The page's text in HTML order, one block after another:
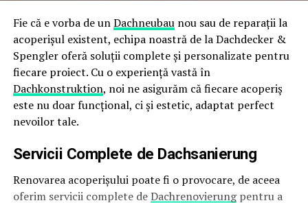
Fie că e vorba de unDachneubaunou sau de reparații la
acoperișul existent, echipa noastră de la Dachdecker &
Spengler oferă soluții complete și personalizate pentru
fiecare proiect. Cu o experiență vastă în
Dachkonstruktion, noi ne asigurăm că fiecare acoperiș
este nu doar funcțional, ci și estetic, adaptat perfect
nevoilor tale.
Servicii Complete de Dachsanierung
Renovarea acoperișului poate fi o provocare, de aceea
oferim servicii complete deDachrenovierungpentru a